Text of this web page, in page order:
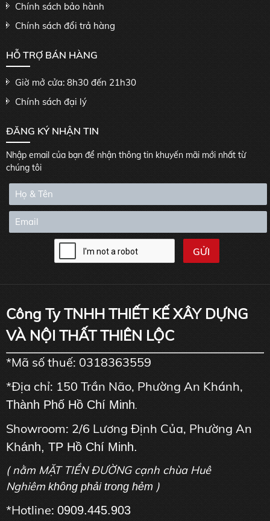
Chính sách bảo hành
Chính sách đổi trả hàng
HỖ TRỢ BÁN HÀNG
Giờ mở cửa: 8h30 đến 21h30
Chính sách đại lý
ĐĂNG KÝ NHẬN TIN
Nhập email của bạn để nhận thông tin khuyến mãi mới nhất từ
chúng tôi
Công Ty TNHH THIẾT KẾ XÂY DỰNG
VÀ NỘI THẤT THIÊN LỘC
*Mã số thuế: 0318363559
*Địa chỉ: 150 Trần Não, Phường An Khánh,
Thành Phố Hồ Chí Minh.
Showroom: 2/6 Lương Định Của, Phường An
Khánh, TP Hồ Chí Minh.
( nằm MẶT TIỀN ĐƯỜNG cạnh chùa Huê
Nghiêm không phải trong hẻm )
*Hotline: 0909.445.903